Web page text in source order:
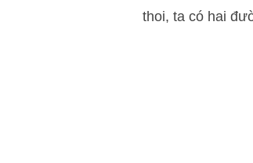
thoi, ta có hai